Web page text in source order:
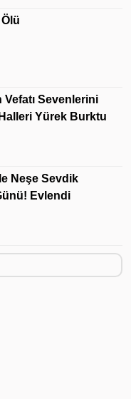
Ölü
Sevenlerini
Halleri Yürek Burktu
Neşe Sevdik
Evlendi